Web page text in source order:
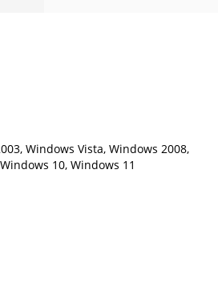
Windows Vista, Windows 2008,
10, Windows 11